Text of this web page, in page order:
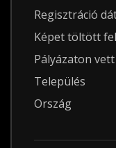
Regisztráció
Képet töltött fel
Pályázaton
Település
Ország